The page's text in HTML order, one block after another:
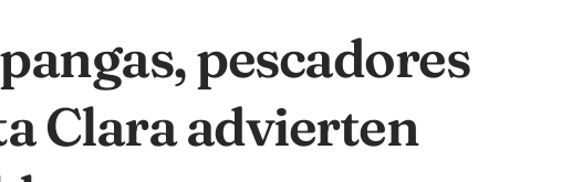
pescadores
Clara advierten